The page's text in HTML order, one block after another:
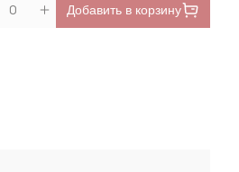
0
Добавить в корзину